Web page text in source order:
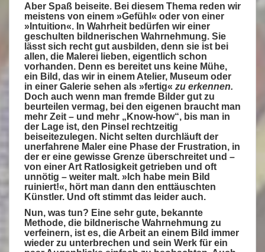
Aber Spaß beiseite. Bei diesem Thema reden wir
meistens von einem »Gefühl« oder von einer
»Intuition«. In Wahrheit bedürfen wir einer
geschulten bildnerischen Wahrnehmung. Sie
lässt sich recht gut ausbilden, denn sie ist bei
allen, die Malerei lieben, eigentlich schon
vorhanden. Denn es bereitet uns keine Mühe,
ein Bild, das wir in einem Atelier, Museum oder
in einer Galerie sehen als »fertig« zu erkennen.
Doch auch wenn man fremde Bilder gut zu
beurteilen vermag, bei den eigenen braucht man
mehr Zeit – und mehr „Know-how“, bis man in
der Lage ist, den Pinsel rechtzeitig
beiseitezulegen. Nicht selten durchläuft der
unerfahrene Maler eine Phase der Frustration, in
der er eine gewisse Grenze überschreitet und –
von einer Art Ratlosigkeit getrieben und oft
unnötig – weiter malt. »Ich habe mein Bild
ruiniert!«, hört man dann den enttäuschten
Künstler. Und oft stimmt das leider auch.
Nun, was tun? Eine sehr gute, bekannte
Methode, die bildnerische Wahrnehmung zu
verfeinern, ist es, die Arbeit an einem Bild immer
wieder zu unterbrechen und sein Werk für ein